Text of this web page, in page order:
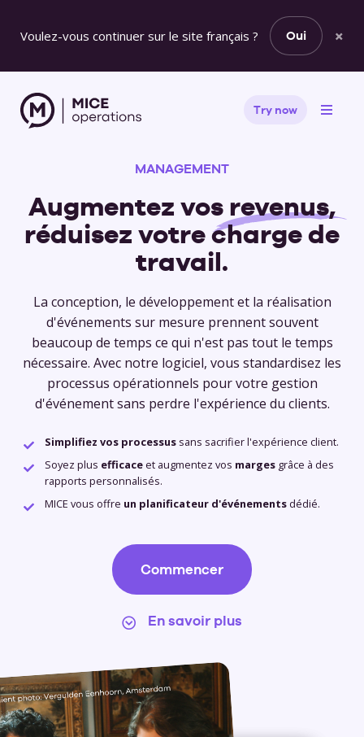
Voulez-vous continuer sur le site français ? Oui ×
Try now
MANAGEMENT
Augmentez vos revenus,
réduisez votre charge de
travail.
La conception, le développement et la réalisation
d'événements sur mesure prennent souvent
beaucoup de temps ce qui n'est pas tout le temps
nécessaire. Avec notre logiciel, vous standardisez les
processus opérationnels pour votre gestion
d'événement sans perdre l'expérience du clients.
Simplifiez vos processus sans sacrifier l'expérience client.
Soyez plus efficace et augmentez vos marges grâce à des
rapports personnalisés.
MICE vous offre un planificateur d'événements dédié.
Commencer
En savoir plus